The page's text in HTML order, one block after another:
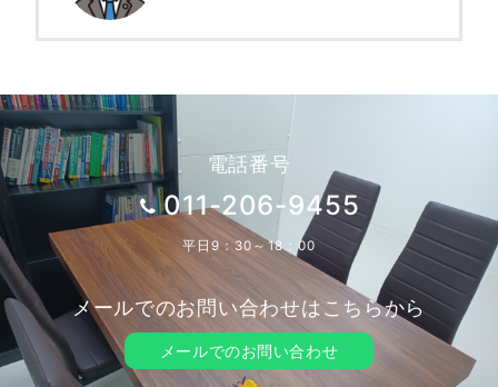
電話番号
011-206-9455
平日9：30～18：00
メールでのお問い合わせはこちらから
メールでのお問い合わせ